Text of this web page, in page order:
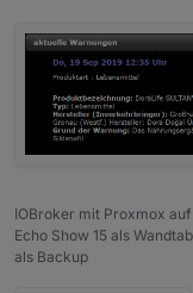
IOBroker mit Proxmox auf
Echo Show 15 als
als Backup